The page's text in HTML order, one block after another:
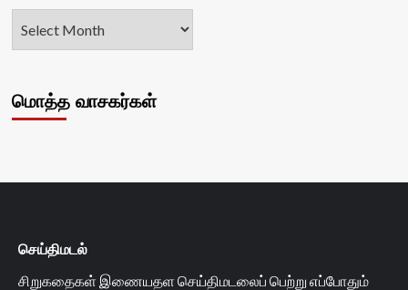
மொத்த வாசகர்கள்
செய்திமடல்
சிறுகதைகள் இணையதள செய்திமடலைப் பெற்று எப்போதும்